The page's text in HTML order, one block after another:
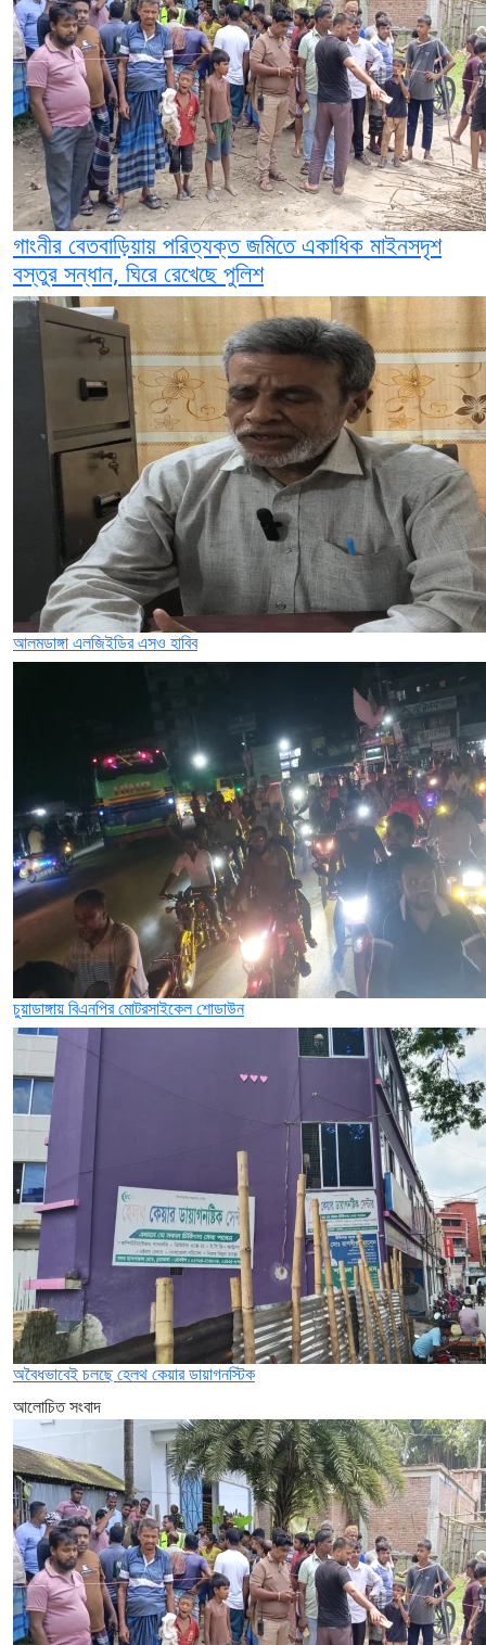
গাংনীর বেতবাড়িয়ায় পরিত্যক্ত জমিতে একাধিক মাইনসদৃশ
বস্তুর সন্ধান, ঘিরে রেখেছে পুলিশ
আলমডাঙ্গা এলজিইডির এসও হাবিব
চুয়াডাঙ্গায় বিএনপির মোটরসাইকেল শোডাউন
অবৈধভাবেই চলছে হেলথ কেয়ার ডায়াগনস্টিক
আলোচিত সংবাদ